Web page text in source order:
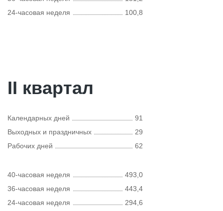
24-часовая неделя
100,8
II квартал
Календарных дней
91
Выходных и праздничных
29
Рабочих дней
62
40-часовая неделя
493,0
36-часовая неделя
443,4
24-часовая неделя
294,6